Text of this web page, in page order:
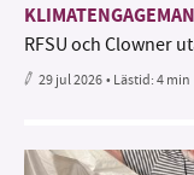
RFSU och Clowner
29 jul 2026• Lästid:4 min